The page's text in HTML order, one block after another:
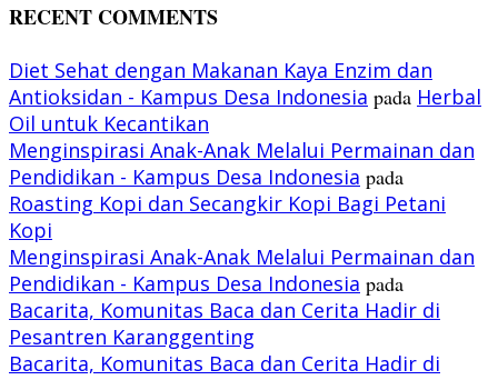
RECENT COMMENTS
Diet Sehat dengan Makanan Kaya Enzim dan
Antioksidan - Kampus Desa Indonesia pada Herbal
Oil untuk Kecantikan
Menginspirasi Anak-Anak Melalui Permainan dan
Pendidikan - Kampus Desa Indonesia pada
Roasting Kopi dan Secangkir Kopi Bagi Petani
Kopi
Menginspirasi Anak-Anak Melalui Permainan dan
Pendidikan - Kampus Desa Indonesia pada
Bacarita, Komunitas Baca dan Cerita Hadir di
Pesantren Karanggenting
Bacarita, Komunitas Baca dan Cerita Hadir di